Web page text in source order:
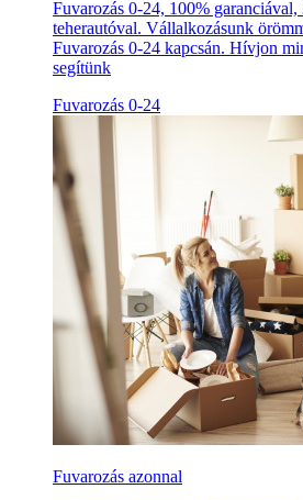
Fuvarozás 0-24, 100% garanciával,
teherautóval. Vállalkozásunk
Fuvarozás 0-24 kapcsán. Hívjon
segítünk
Fuvarozás 0-24
Fuvarozás azonnal